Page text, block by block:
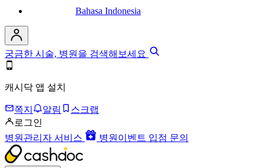
Bahasa Indonesia
궁금한 시술, 병원을 검색해보세요
캐시닥 앱 설치
쪽지 알림
스크랩
로그인
병원관리자 서비스
병원이벤트 입점 문의